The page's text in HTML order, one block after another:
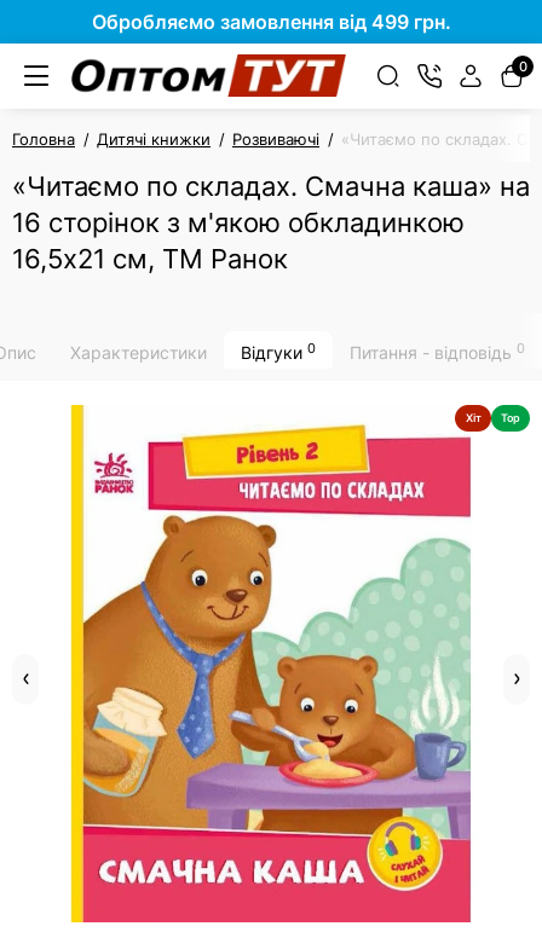
Обробляємо замовлення від 499 грн.
0
Головна Дитячі книжки Розвиваючі «Читаємо по складах.
«Читаємо по складах. Смачна каша» на
16 сторінок з м'якою обкладинкою
16,5х21 см, ТМ Ранок
Характеристики Відгуки 0 Питання - відповідь 0
Хіт Top